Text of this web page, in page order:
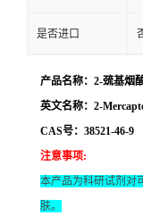
是否进口
产品名称：2-巯基烟
英文名称：2-
CAS号：38521-46-9
注意事项:
本产品为科研试剂对
肤。